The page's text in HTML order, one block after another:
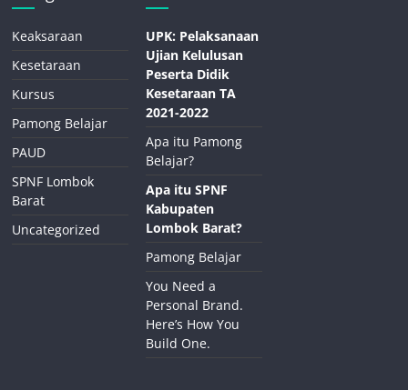
Keaksaraan
Kesetaraan
Kursus
Pamong Belajar
PAUD
SPNF Lombok
Barat
Uncategorized
UPK: Pelaksanaan
Ujian Kelulusan
Peserta Didik
Kesetaraan TA
2021-2022
Apa itu Pamong
Belajar?
Apa itu SPNF
Kabupaten
Lombok Barat?
Pamong Belajar
You Need a
Personal Brand.
Here’s How You
Build One.